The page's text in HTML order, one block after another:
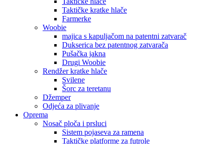
Taktičke kratke hlače
Farmerke
Woobie
majica s kapuljačom na patentni zatvarač
Dukserica bez patentnog zatvarača
Pušačka jakna
Drugi Woobie
Rendžer kratke hlače
Svilene
Šorc za teretanu
Džemper
Odjeća za plivanje
Oprema
Nosač ploča i prsluci
Sistem pojaseva za ramena
Taktičke platforme za futrole